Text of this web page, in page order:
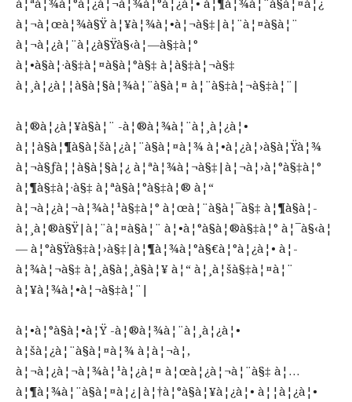
à¦ªà¦¾à¦°à¦¿à¦¬à¦¾à¦°à¦¿à¦• à¦¶à¦¾à¦¨à§à¦¤à¦¿
à¦¬à¦œà¦¾à§Ÿ à¦¥à¦¾à¦•à¦¬à§‡|à¦¨à¦¤à§à¦¨
à¦¬à¦¿à¦¨à¦¿à§Ÿà§‹à¦—à§‡à¦°
à¦•à§à¦·à§‡à¦¤à§à¦°à§‡ à¦­à§‡à¦¬à§‡
à¦¸à¦¿à¦¦à§à¦§à¦¾à¦¨à§à¦¤ à¦¨à§‡à¦¬à§‡à¦¨|
à¦®à¦¿à¦¥à§à¦¨ -à¦®à¦¾à¦¨à¦¸à¦¿à¦•
à¦¦à§à¦¶à§à¦šà¦¿à¦¨à§à¦¤à¦¾ à¦•à¦¿à¦›à§à¦Ÿà¦¾
à¦¬à§ƒà¦¦à§à¦§à¦¿ à¦ªà¦¾à¦¬à§‡|à¦¬à¦›à¦°à§‡à¦°
à¦¶à§‡à¦·à§‡ à¦ªà§à¦°à§‡à¦® à¦“
à¦¬à¦¿à¦¬à¦¾à¦¹à§‡à¦° à¦œà¦¨à§à¦¯à§‡ à¦¶à§à¦­
à¦¸à¦®à§Ÿ|à¦¨à¦¤à§à¦¨ à¦•à¦°à§à¦®à§‡à¦° à¦¯à§‹à¦
— à¦°à§Ÿà§‡à¦›à§‡|à¦¶à¦¾à¦°à§€à¦°à¦¿à¦• à¦­
à¦¾à¦¬à§‡ à¦¸à§à¦¸à§à¦¥ à¦“ à¦¸à¦šà§‡à¦¤à¦¨
à¦¥à¦¾à¦•à¦¬à§‡à¦¨|
à¦•à¦°à§à¦•à¦Ÿ -à¦®à¦¾à¦¨à¦¸à¦¿à¦•
à¦šà¦¿à¦¨à§à¦¤à¦¾ à¦à¦¬à¦‚
à¦¬à¦¿à¦¬à¦¾à¦¹à¦¿à¦¤ à¦œà¦¿à¦¬à¦¨à§‡ à¦…
à¦¶à¦¾à¦¨à§à¦¤à¦¿|à¦†à¦°à§à¦¥à¦¿à¦• à¦¦à¦¿à¦•